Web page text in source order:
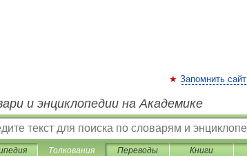
Запомнить сайт
и энциклопедии на Академике
Толкования Переводы Книги